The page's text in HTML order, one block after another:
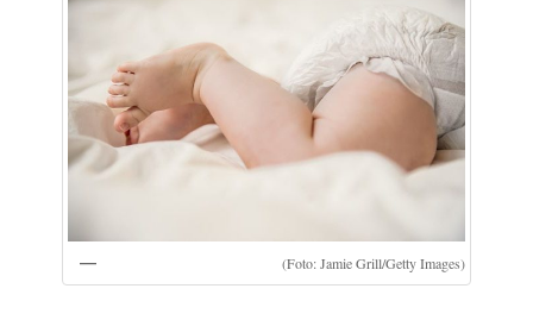
(Foto: Jamie Grill/Getty Images)